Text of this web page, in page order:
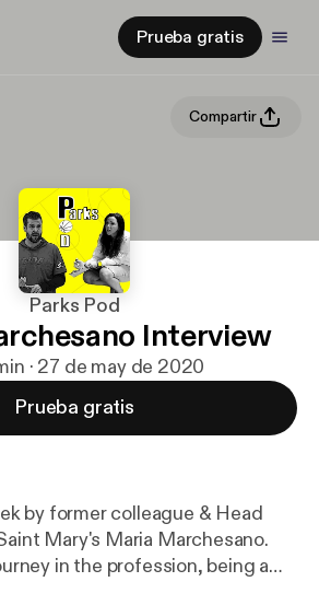
Prueba gratis
Compartir
Parks Pod
Interview
· 27 de may de 2020
Prueba gratis
by former colleague & Head
Mary's Maria Marchesano.
in the profession, being a